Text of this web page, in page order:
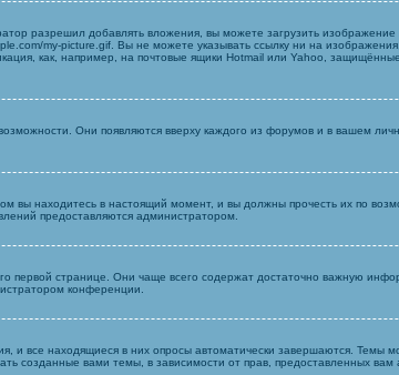
разрешил добавлять вложения, вы можете загрузить
my-picture.gif. Вы не можете указывать ссылку ни на
как, например, на почтовые ящики Hotmail или Yahoo,
Они появляются вверху каждого из форумов и в вашем
находитесь в настоящий момент, и вы должны прочесть их по
предоставляются администратором.
первой странице. Они чаще всего содержат достаточно важную
конференции.
и все находящиеся в них опросы автоматически завершаются.
созданные вами темы, в зависимости от прав, предоставленных вам